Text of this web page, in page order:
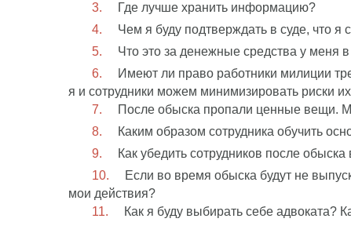
Где лучше хранить информацию?
Чем я буду подтверждать в суде, что я
Что это за денежные средства у меня
Имеют ли право работники милиции
я и сотрудники можем минимизировать риски
После обыска пропали ценные вещи.
Каким образом сотрудника обучить
Как убедить сотрудников после
Если во время обыска будут не
мои действия?
Как я буду выбирать себе адвоката?